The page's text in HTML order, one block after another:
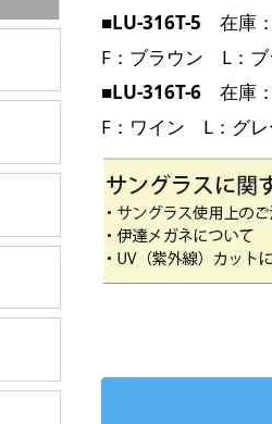
■LU-316T-5 在庫
F：ブラウン L：ブ
■LU-316T-6 在庫
F：ワイン L：グレ